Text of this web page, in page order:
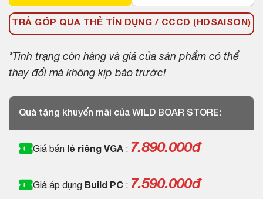
TRẢ GÓP QUA THẺ TÍN DỤNG / CCCD (HDSAISON)
*Tình trạng còn hàng và giá của sản phẩm có thể
thay đổi mà không kịp báo trước!
Quà tặng khuyến mãi của WILD BOAR STORE:
Giá bán lẻ riêng VGA : 7.890.000đ
Giá áp dụng Build PC : 7.590.000đ